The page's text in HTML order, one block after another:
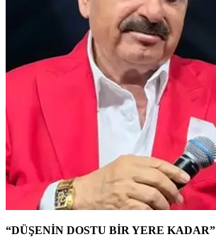
“DÜŞENİN DOSTU BİR YERE KADAR”